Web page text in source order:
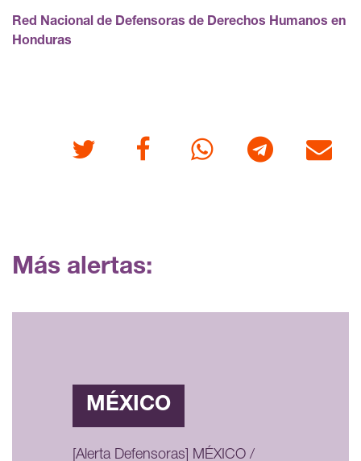
Red Nacional de Defensoras de Derechos Humanos en
Honduras
Twitter FacebookWhatsappTelegram Correo
Más alertas:
MÉXICO
[Alerta Defensoras] MÉXICO /